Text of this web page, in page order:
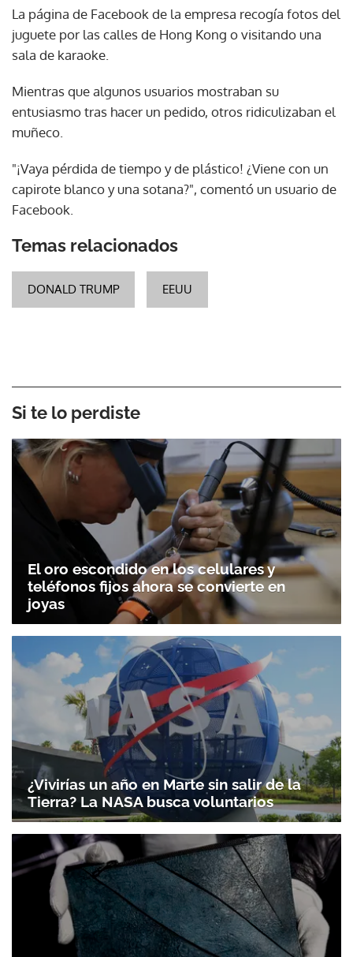
La página de Facebook de la empresa recogía fotos del
juguete por las calles de Hong Kong o visitando una
sala de karaoke.
Mientras que algunos usuarios mostraban su
entusiasmo tras hacer un pedido, otros ridiculizaban el
muñeco.
"¡Vaya pérdida de tiempo y de plástico! ¿Viene con un
capirote blanco y una sotana?", comentó un usuario de
Facebook.
Temas relacionados
DONALD TRUMP EEUU
Si te lo perdiste
El oro escondido en los celulares y
teléfonos fijos ahora se convierte en
joyas
¿Vivirías un año en Marte sin salir de la
Tierra? La NASA busca voluntarios